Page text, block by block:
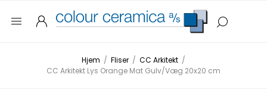
Hjem / Fliser / CC Arkitekt /
CC Arkitekt Lys Orange Mat Gulv/Væg 20x20 cm